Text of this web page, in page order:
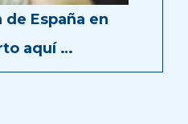
España en
aquí …